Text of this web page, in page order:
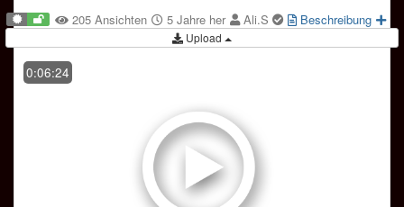
205 Ansichten 5 Jahre her Ali.S Beschreibung
Upload
0:06:24